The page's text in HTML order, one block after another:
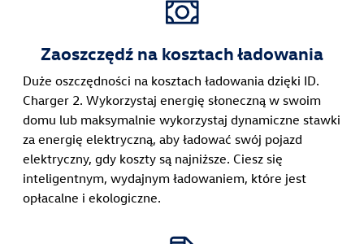
Zaoszczędź na kosztach ładowania
Duże oszczędności na kosztach ładowania dzięki ID.
Charger 2. Wykorzystaj energię słoneczną w swoim
domu lub maksymalnie wykorzystaj dynamiczne stawki
za energię elektryczną, aby ładować swój pojazd
elektryczny, gdy koszty są najniższe. Ciesz się
inteligentnym, wydajnym ładowaniem, które jest
opłacalne i ekologiczne.